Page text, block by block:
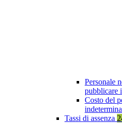
Personale
pubblicare
Costo del
Tassi di assenza